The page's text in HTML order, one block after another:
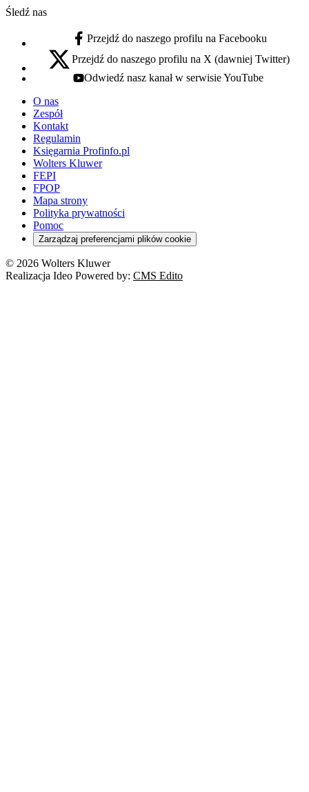
Śledź nas
facebook - otwiera się w nowej karcie
Przejdź do naszego profilu na Facebooku
x - otwiera się w nowej karcie
Przejdź do naszego profilu na X (dawniej Twitter)
youtube - otwiera się w nowej karcie
Odwiedź nasz kanał w serwisie YouTube
O nas
Zespół
Kontakt
Regulamin
Księgarnia Profinfo.pl
Wolters Kluwer
FEPI
FPOP
Mapa strony
Polityka prywatności
Pomoc
Zarządzaj preferencjami plików cookie
© 2026 Wolters Kluwer
Realizacja Ideo Powered by: CMS Edito